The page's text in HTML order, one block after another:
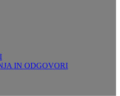
IN ODGOVORI